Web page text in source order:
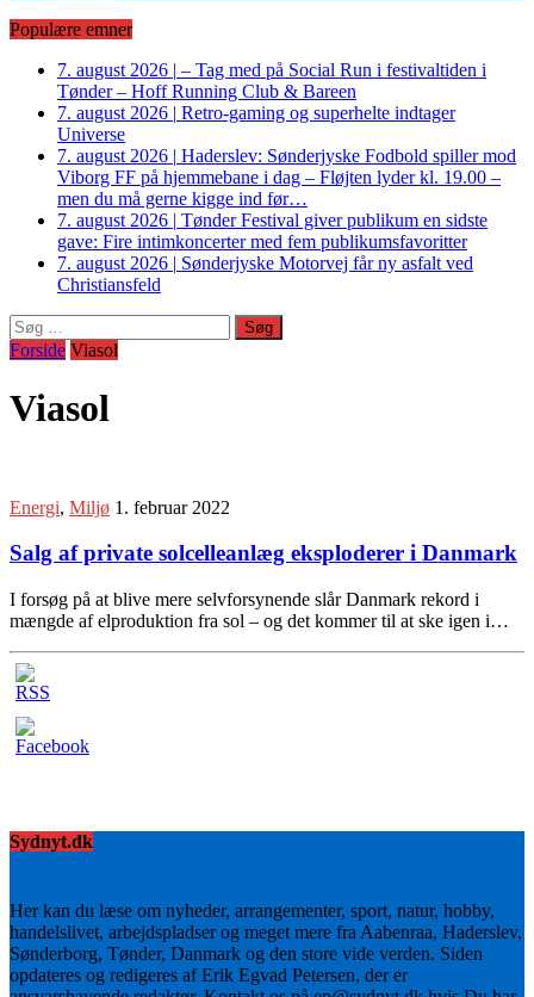
Populære emner
7. august 2026 | – Tag med på Social Run i festivaltiden i
Tønder – Hoff Running Club & Bareen
7. august 2026 | Retro-gaming og superhelte indtager
Universe
7. august 2026 | Haderslev: Sønderjyske Fodbold spiller mod
Viborg FF på hjemmebane i dag – Fløjten lyder kl. 19.00 –
men du må gerne kigge ind før…
7. august 2026 | Tønder Festival giver publikum en sidste
gave: Fire intimkoncerter med fem publikumsfavoritter
7. august 2026 | Sønderjyske Motorvej får ny asfalt ved
Christiansfeld
Søg
efter:
Forside Viasol
Viasol
Energi, Miljø 1. februar 2022
Salg af private solcelleanlæg eksploderer i Danmark
I forsøg på at blive mere selvforsynende slår Danmark rekord i
mængde af elproduktion fra sol – og det kommer til at ske igen i…
Sydnyt.dk
Her kan du læse om nyheder, arrangementer, sport, natur, hobby,
handelslivet, arbejdspladser og meget mere fra Aabenraa, Haderslev,
Sønderborg, Tønder, Danmark og den store vide verden. Siden
opdateres og redigeres af Erik Egvad Petersen, der er